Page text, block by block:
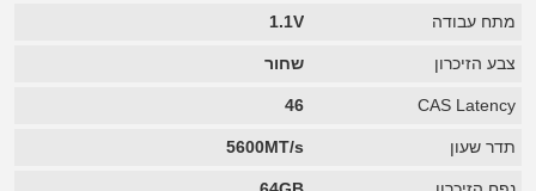
מתח עבודה 1.1V
צבע הזיכרון שחור
CAS Latency
46
תדר שעון 5600MT/s